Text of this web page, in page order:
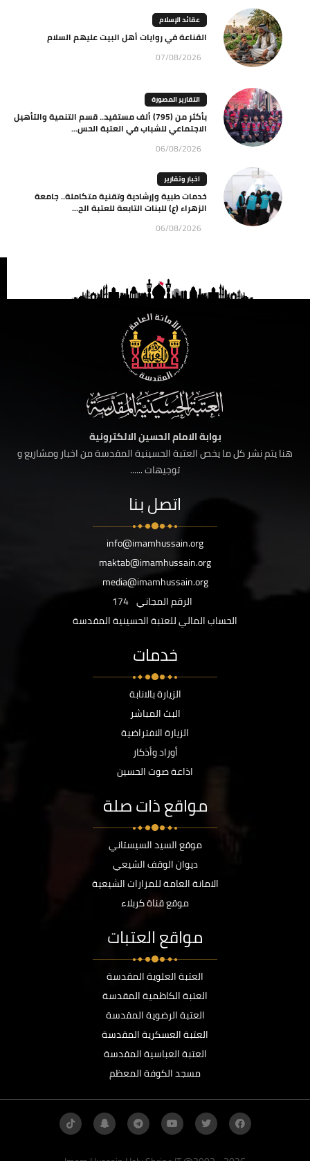
عقائد الإسلام
القناعة في روايات أهل البيت عليهم السلام
07/08/2026
التقارير المصورة
بأكثر من (795) ألف مستفيد.. قسم التنمية والتأهيل
الاجتماعي للشباب في العتبة الحس...
06/08/2026
اخبار وتقارير
خدمات طبية وإرشادية وتقنية متكاملة.. جامعة
الزهراء (ع) للبنات التابعة للعتبة الح...
06/08/2026
بوابة الامام الحسين الالكترونية
هنا يتم نشر كل ما يخص العتبة الحسينية المقدسة من اخبار ومشاريع و
توجيهات ......
اتصل بنا
info@imamhussain.org
maktab@imamhussain.org
media@imamhussain.org
الرقم المجاني 174
الحساب المالي للعتبة الحسينية المقدسة
خدمات
الزيارة بالانابة
البث المباشر
الزيارة الافتراضية
أوراد وأذكار
اذاعة صوت الحسين
مواقع ذات صلة
موقع السيد السيستاني
ديوان الوقف الشيعي
الامانة العامة للمزارات الشيعية
موقع قناة كربلاء
مواقع العتبات
العتبة العلوية المقدسة
العتبة الكاظمية المقدسة
العتبة الرضوية المقدسة
العتبة العسكرية المقدسة
العتبة العباسية المقدسة
مسجد الكوفة المعظم